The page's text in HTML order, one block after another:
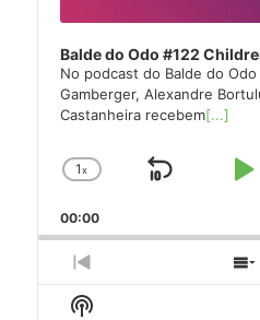
Balde do Odo #122
No podcast do Balde do Odo
Gamberger, Alexandre
Castanheira recebem[...]
Change
Rate
1x
Skip
00:00
Previous
Episode
Show